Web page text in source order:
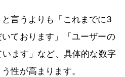
言うよりも「これまでに3
ております」「ユーザーの
ます」など、具体的な数字
性が高まります。